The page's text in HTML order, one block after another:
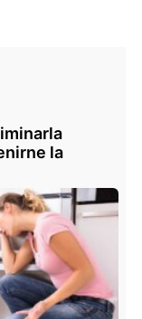
la